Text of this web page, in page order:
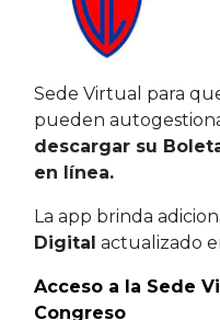
Sede Virtual para
pueden
descargar su
en línea.
La app brinda
Digital actualizado
Acceso a la Sede
Congreso